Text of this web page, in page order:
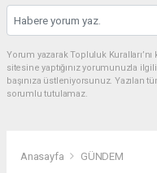
Yorum yazarak Topluluk
sitesine yaptığınız yorumunuzla
başınıza üstleniyorsunuz.
sorumlu tutulamaz.
Anasayfa GÜNDEM